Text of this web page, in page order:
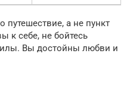
путешествие, а не пункт
к себе, не бойтесь
Вы достойны любви и